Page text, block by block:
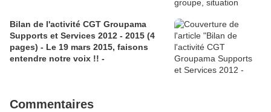
Bilan de l'activité CGT Groupama
Supports et Services 2012 - 2015 (4
pages) - Le 19 mars 2015, faisons
entendre notre voix !! -
Commentaires